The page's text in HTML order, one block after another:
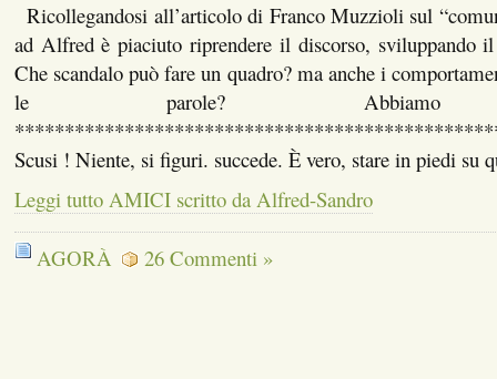
Ricollegandosi all’articolo di Franco Muzzioli sul
ad Alfred è piaciuto riprendere il discorso, sviluppando
Che scandalo può fare un quadro? ma anche i
le parole? Abbiamo
Scusi ! Niente, si figuri. succede. È vero, stare in piedi su
Leggi tutto AMICI scritto da Alfred-Sandro
AGORÀ 26 Commenti »